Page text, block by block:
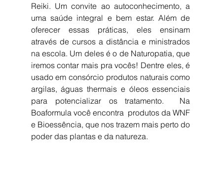
Reiki. Um convite ao autoconhecimento, a
uma saúde integral e bem estar. Além de
oferecer essas práticas, eles ensinam
através de cursos a distância e ministrados
na escola. Um deles é o de Naturopatia, que
iremos contar mais pra vocês! Dentre eles, é
usado em consórcio produtos naturais como
argilas, águas thermais e óleos essenciais
para potencializar os tratamento.  Na
Boaformula você encontra  produtos da WNF
e Bioessência, que nos trazem mais perto do
poder das plantas e da natureza.